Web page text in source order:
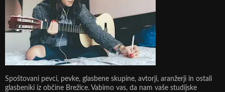
Spoštovani pevci, pevke, glasbene skupine, avtorji, aranžerji in ostali
glasbeniki iz občine Brežice. Vabimo vas, da nam vaše studijske